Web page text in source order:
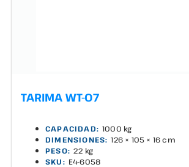
TARIMA WT-07
CAPACIDAD: 1000 kg
DIMENSIONES: 126 × 105 × 16 cm
PESO: 22 kg
SKU: E4-6058